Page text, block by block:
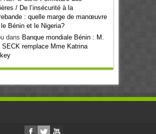
/ De l’insécurité à la
: quelle marge de manœuvre
Bénin et le Nigeria?
dans Banque mondiale Bénin : M.
SECK remplace Mme Katrina